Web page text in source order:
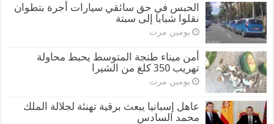
الحبس في حق سائقي سيارات أجرة بتطوان
نقلوا شبابا إلى سبتة
يومين مرت
أمن ميناء طنجة المتوسط يحبط محاولة
تهريب 350 كلغ من الشيرا
يومين مرت
عاهل إسبانيا يبعث برقية تهنئة لجلالة الملك
محمد السادس